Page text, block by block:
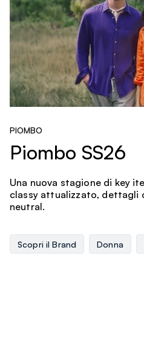
PIOMBO
Piombo SS26
Una nuova stagione di key
classy attualizzato, dettagli
neutral.
Scopri il Brand Donna